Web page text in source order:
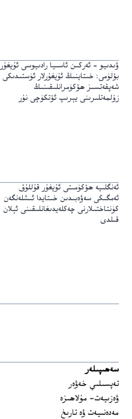
ۋىدىيو – ئەركىن ئاسىيا رادىيوسى ئۇيغۇر
بۆلۈمى: خىتاينىڭ ئۇيغۇرلار ئۈستىدىكى
شەپقەتسىز ھۆكۈمرانلىقىنىڭ
زۇلمەتلىرىنى يېرىپ ئۆتكۈچى نۇر
ئەنگلىيە ھۆكۈمىتى ئۇيغۇر قۇللۇق
ئەمگىكى سەۋەبىدىن خىتايدا ئىشلەنگەن
كۈنتاختىلارنى چەكلەيدىغانلىقىنى ئېلان
قىلدى
سەھىپىلەر
تەپسىلىي خەۋەر
ۋەزىيەت- مۇلاھىزە
مەدەنىيەت ۋە تارىخ